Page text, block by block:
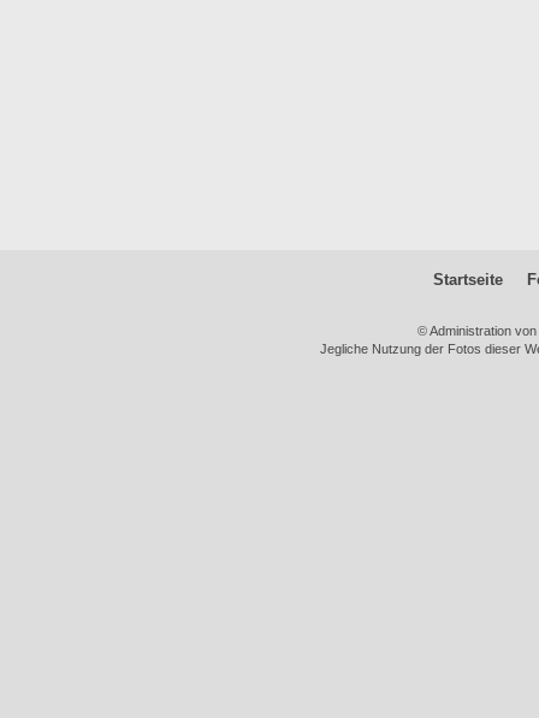
Startseite
© Administration
Jegliche Nutzung der Fotos dieser